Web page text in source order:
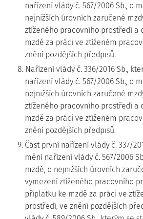
nařízení vlády č. 567/2006 Sb., o
nejnižších úrovních zaručené
ztíženého pracovního prostředí a
mzdě za práci ve ztíženém
znění pozdějších předpisů.
8. Nařízení vlády č. 336/2016 Sb.,
nařízení vlády č. 567/2006 Sb., o
nejnižších úrovních zaručené
ztíženého pracovního prostředí a
mzdě za práci ve ztíženém
znění pozdějších předpisů.
9. Část první nařízení vlády č. 337/
mění nařízení vlády č. 567/2006
mzdě, o nejnižších úrovních
vymezení ztíženého pracovního
příplatku ke mzdě za práci ve
prostředí, ve znění pozdějších